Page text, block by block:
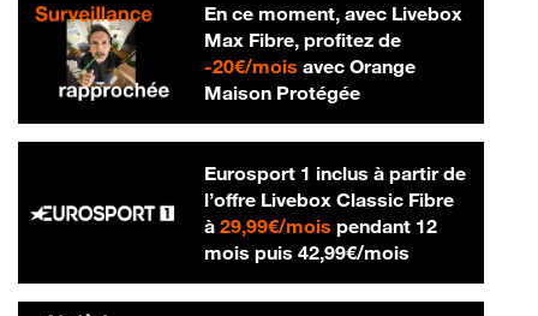
En ce moment, avec Livebox
Max Fibre, profitez de
-20€/mois20 € par mois
avec Orange
Maison Protégée
Eurosport 1 inclus à partir de
l’offre Livebox Classic Fibre
à 29,99€/mois29,99 € par mois
pendant 12
mois puis 42,99€/mois42,99 € par